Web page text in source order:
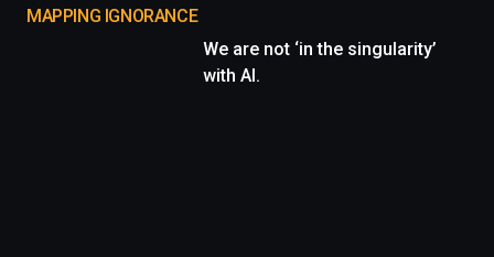
MAPPING IGNORANCE
We are not ‘in the singularity’
with AI.